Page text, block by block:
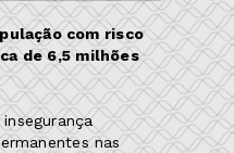
com risco
de 6,5 milhões
nas